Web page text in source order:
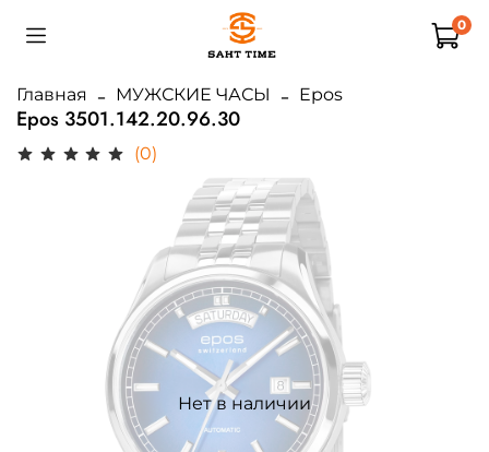
0
Главная МУЖСКИЕ ЧАСЫ Epos
Epos 3501.142.20.96.30
(0)
Нет в наличии